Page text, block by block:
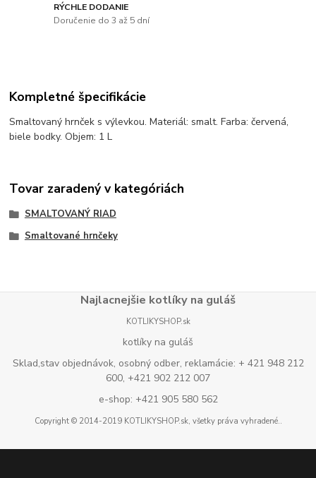
RÝCHLE DODANIE
Doručenie do 3 až 5 dní
Kompletné špecifikácie
Smaltovaný hrnček s výlevkou. Materiál: smalt. Farba: červená,
biele bodky. Objem: 1 L
Tovar zaradený v kategóriách
SMALTOVANÝ RIAD
Smaltované hrnčeky
Najlacnejšie kotlíky na guláš
KOTLIKYSHOP.sk
kotlíky na guláš
Sklad,stav objednávok, osobný odber, reklamácie: + 421 948 212
600, +421 902 212 007
e-shop: +421 905 580 562
Copyright © 2014-2019 KOTLIKYSHOP.sk, všetky práva vyhradené..